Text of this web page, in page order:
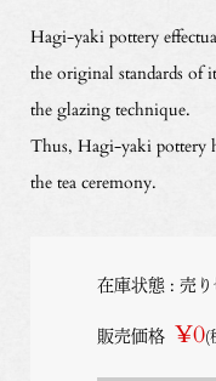
Hagi-yaki pottery
the original standards of
the glazing technique.
Thus, Hagi-yaki pottery
the tea ceremony.
在庫状態 : 売
販売価格 ¥0(